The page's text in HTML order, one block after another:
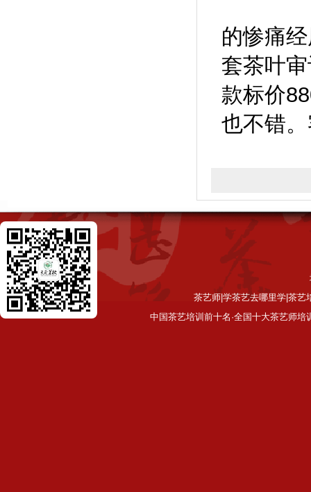
的惨痛
套茶叶
款标价
也不错
茶艺师|学茶艺去哪里学|茶艺
中国茶艺培训前十名·全国十大茶艺师培